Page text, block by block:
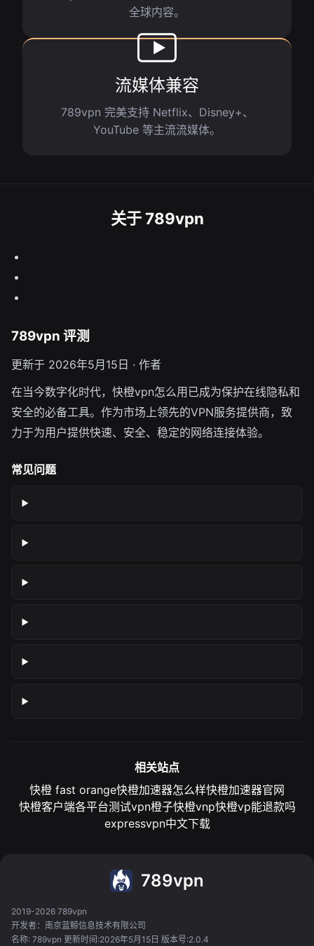
全球内容。
流媒体兼容
789vpn 完美支持 Netflix、Disney+、
YouTube 等主流流媒体。
关于 789vpn
789vpn 评测
更新于 2026年5月15日 · 作者
在当今数字化时代，快橙vpn怎么用已成为保护在线隐私和
安全的必备工具。作为市场上领先的VPN服务提供商，致
力于为用户提供快速、安全、稳定的网络连接体验。
常见问题
相关站点
快橙 fast orange快橙加速器怎么样快橙加速器官网
快橙客户端各平台测试vpn橙子快橙vnp快橙vp能退款吗
expressvpn中文下载
789vpn
2019-2026 789vpn
开发者：南京蓝鲸信息技术有限公司
名称: 789vpn 更新时间:2026年5月15日 版本号:2.0.4